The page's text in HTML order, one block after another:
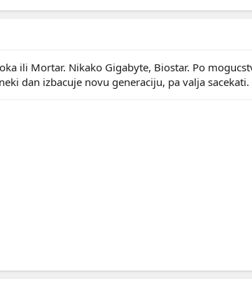
ili Mortar. Nikako Gigabyte, Biostar. Po
dan izbacuje novu generaciju, pa valja sacekati.